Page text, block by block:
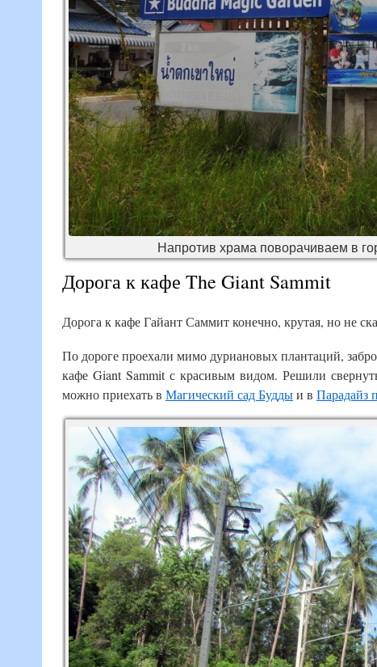
Напротив храма поворачиваем в
Дорога к кафе The Giant Sammit
Дорога к кафе Гайант Саммит конечно, крутая, но не
По дороге проехали мимо дуриановых плантаций,
кафе Giant Sammit с красивым видом. Решили
можно приехать в Магический сад Буддыи в Парадайз